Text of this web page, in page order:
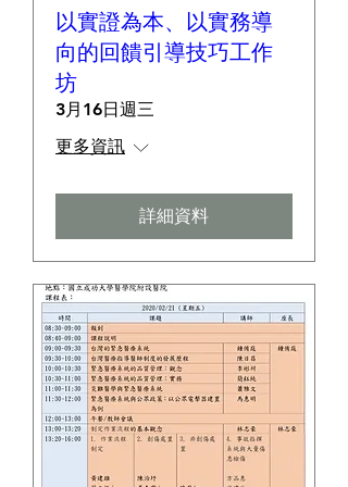
以實證為本、以實務導
向的回饋引導技巧工作
坊
3月16日週三
更多資訊
詳細資料